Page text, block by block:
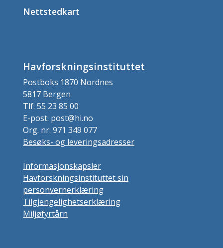
Nettstedkart
Havforskningsinstituttet
Postboks 1870 Nordnes
5817 Bergen
Tlf: 55 23 85 00
E-post: post@hi.no
Org. nr: 971 349 077
Besøks- og leveringsadresser
Informasjonskapsler
Havforskningsinstituttet sin
personvernerklæring
Tilgjengelighetserklæring
Miljøfyrtårn